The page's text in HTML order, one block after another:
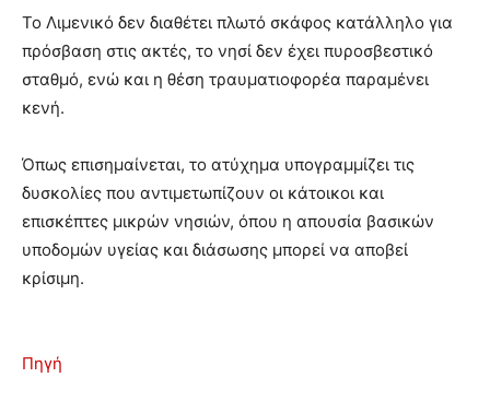
Το Λιμενικό δεν διαθέτει πλωτό σκάφος κατάλληλο για
πρόσβαση στις ακτές, το νησί δεν έχει πυροσβεστικό
σταθμό, ενώ και η θέση τραυματιοφορέα παραμένει
κενή.
Όπως επισημαίνεται, το ατύχημα υπογραμμίζει τις
δυσκολίες που αντιμετωπίζουν οι κάτοικοι και
επισκέπτες μικρών νησιών, όπου η απουσία βασικών
υποδομών υγείας και διάσωσης μπορεί να αποβεί
κρίσιμη.
Πηγή